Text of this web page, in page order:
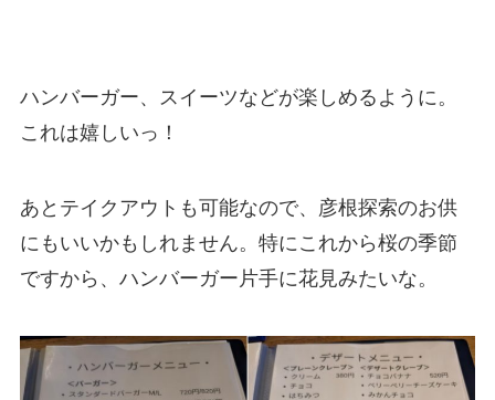
ハンバーガー、スイーツなどが楽しめるように。
これは嬉しいっ！
あとテイクアウトも可能なので、彦根探索のお供
にもいいかもしれません。特にこれから桜の季節
ですから、ハンバーガー片手に花見みたいな。